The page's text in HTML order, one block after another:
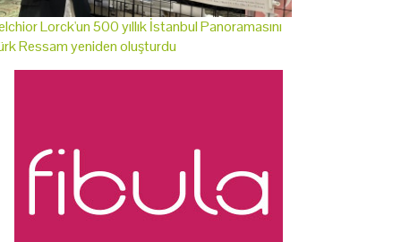
Lorck'un 500 yıllık İstanbul Panoramasını
Ressam yeniden oluşturdu